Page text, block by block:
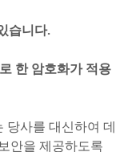
습니다.
한 암호화가 적용
사를 대신하여 데
안을 제공하도록